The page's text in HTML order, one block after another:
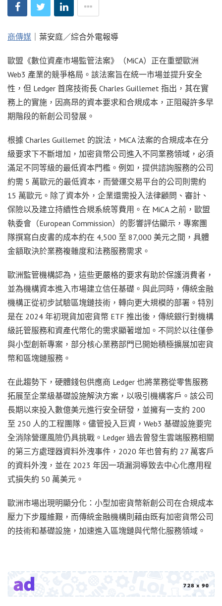
商傳媒 ｜葉安庭／綜合外電報導
歐盟《數位資產市場監管法案》（MiCA）正在重塑歐洲
Web3 產業的競爭格局。該法案旨在統一市場並提升安全
性，但 Ledger 首席技術長 Charles Guillemet 指出，其在實
務上的實施，因高昂的資本要求和合規成本，正阻礙許多早
期階段的新創公司發展。
根據 Charles Guillemet 的說法，MiCA 法案的合規成本在分
級要求下不斷增加，加密貨幣公司進入不同業務領域，必須
滿足不同等級的最低資本門檻。例如，提供諮詢服務的公司
約需 5 萬歐元的最低資本，而營運交易平台的公司則需約
15 萬歐元。除了資本外，企業還需投入法律顧問、審計、
保險以及建立持續性合規系統等費用。在 MiCA 之前，歐盟
執委會（European Commission）的影響評估顯示，專案團
隊撰寫白皮書的成本約在 4,500 至 87,000 美元之間，具體
金額取決於業務複雜度和法務服務需求。
歐洲監管機構認為，這些更嚴格的要求有助於保護消費者，
並為機構資本進入市場建立信任基礎。與此同時，傳統金融
機構正從初步試驗區塊鏈技術，轉向更大規模的部署。特別
是在 2024 年初現貨加密貨幣 ETF 推出後，傳統銀行對機構
級託管服務和資產代幣化的需求顯著增加。不同於以往僅參
與小型創新專案，部分核心業務部門已開始積極擴展加密貨
幣和區塊鏈服務。
在此趨勢下，硬體錢包供應商 Ledger 也將業務從零售服務
拓展至企業級基礎設施解決方案，以吸引機構客戶。該公司
長期以來投入數億美元進行安全研發，並擁有一支約 200
至 250 人的工程團隊。儘管投入巨資，Web3 基礎設施要完
全消除營運風險仍具挑戰。Ledger 過去曾發生雲端服務相關
的第三方處理器資料外洩事件，2020 年也曾有約 27 萬客戶
的資料外洩，並在 2023 年因一項漏洞導致去中心化應用程
式損失約 50 萬美元。
歐洲市場出現明顯分化：小型加密貨幣新創公司在合規成本
壓力下步履維艱，而傳統金融機構則藉由既有加密貨幣公司
的技術和基礎設施，加速進入區塊鏈與代幣化服務領域。